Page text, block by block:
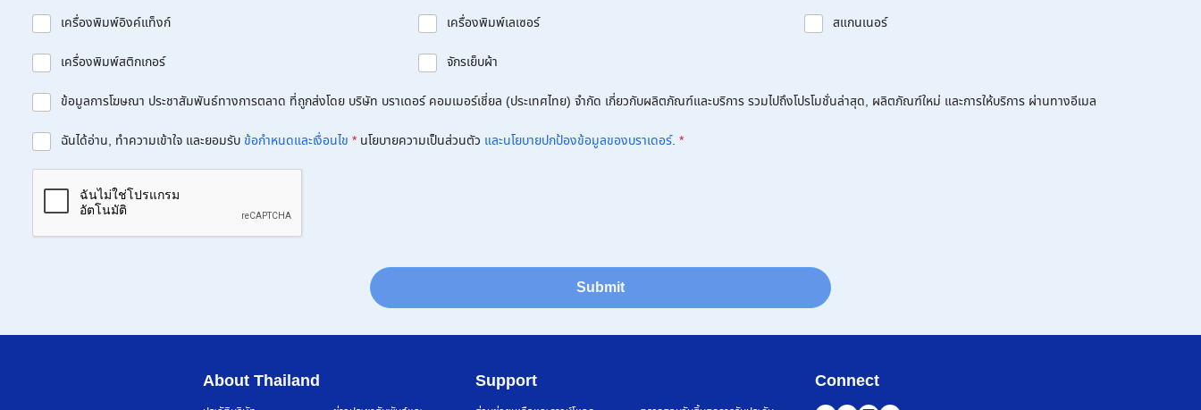
เครื่องพิมพ์อิงค์แท็งก์
เครื่องพิมพ์เลเซอร์ สแกนเนอร์
เครื่องพิมพ์สติกเกอร์ จักรเย็บผ้า
ข้อมูลการโฆษณา ประชาสัมพันธ์ทางการตลาด ที่ถูกส่งโดย บริษัท บราเดอร์ คอมเมอร์เชี่ยล (ประเทศไทย) จำกัด เกี่ยวกับผลิตภัณฑ์และบริการ รวมไปถึงโปรโมชั่นล่าสุด, ผลิตภัณฑ์ใหม่ และการให้บริการ ผ่านทางอีเมล
ฉันได้อ่าน, ทำความเข้าใจ และยอมรับข้อกำหนดและเงื่อนไข * นโยบายความเป็นส่วนตัว และนโยบายปกป้องข้อมูลของบราเดอร์. *
Submit
About Thailand Support Connect